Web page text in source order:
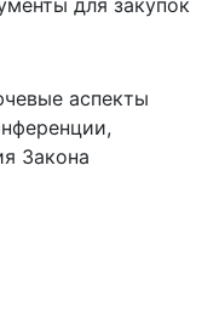
для закупок
аспекты
Закона